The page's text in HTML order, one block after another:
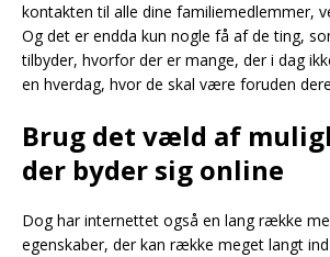
kontakten til alle dine familiemedlemmer,
Og det er endda kun nogle få af de ting,
tilbyder, hvorfor der er mange, der i dag
en hverdag, hvor de skal være foruden
Brug det væld af
der byder sig online
Dog har internettet også en lang række
egenskaber, der kan række meget langt